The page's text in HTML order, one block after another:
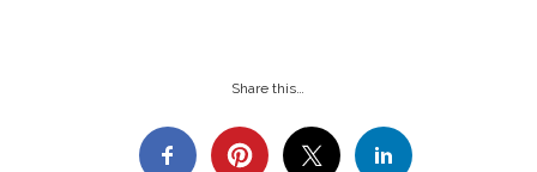
Share this…